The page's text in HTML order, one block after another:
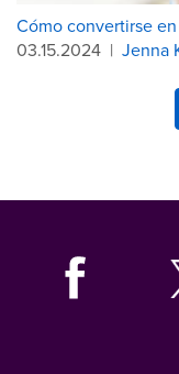
Cómo convertirse
03.15.2024 | Jenna